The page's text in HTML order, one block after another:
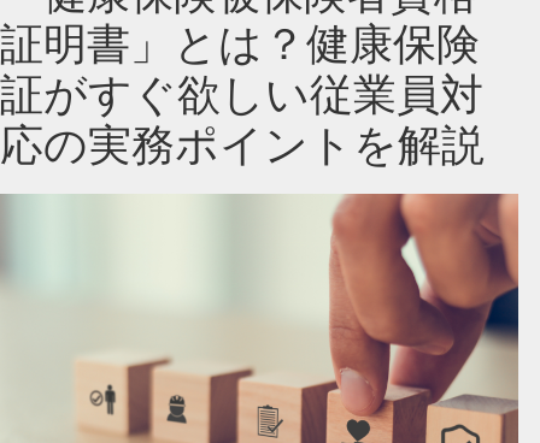
証明書」とは？健康保険
証がすぐ欲しい従業員対
応の実務ポイントを解説